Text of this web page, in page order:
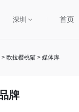
深圳 首页
> 欧拉樱桃猫 > 媒体库
牌